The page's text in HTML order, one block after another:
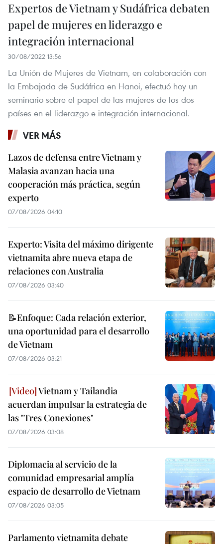
Expertos de Vietnam y Sudáfrica debaten
papel de mujeres en liderazgo e
integración internacional
30/08/2022 13:56
La Unión de Mujeres de Vietnam, en colaboración con
la Embajada de Sudáfrica en Hanoi, efectuó hoy un
seminario sobre el papel de las mujeres de los dos
países en el liderazgo e integración internacional.
VER MÁS
Lazos de defensa entre Vietnam y
Malasia avanzan hacia una
cooperación más práctica, según
experto
07/08/2026 04:10
Experto: Visita del máximo dirigente
vietnamita abre nueva etapa de
relaciones con Australia
07/08/2026 03:40
📝Enfoque: Cada relación exterior,
una oportunidad para el desarrollo
de Vietnam
07/08/2026 03:21
Vietnam y Tailandia
acuerdan impulsar la estrategia de
las "Tres Conexiones"
07/08/2026 03:08
Diplomacia al servicio de la
comunidad empresarial amplía
espacio de desarrollo de Vietnam
07/08/2026 03:05
Parlamento vietnamita debate